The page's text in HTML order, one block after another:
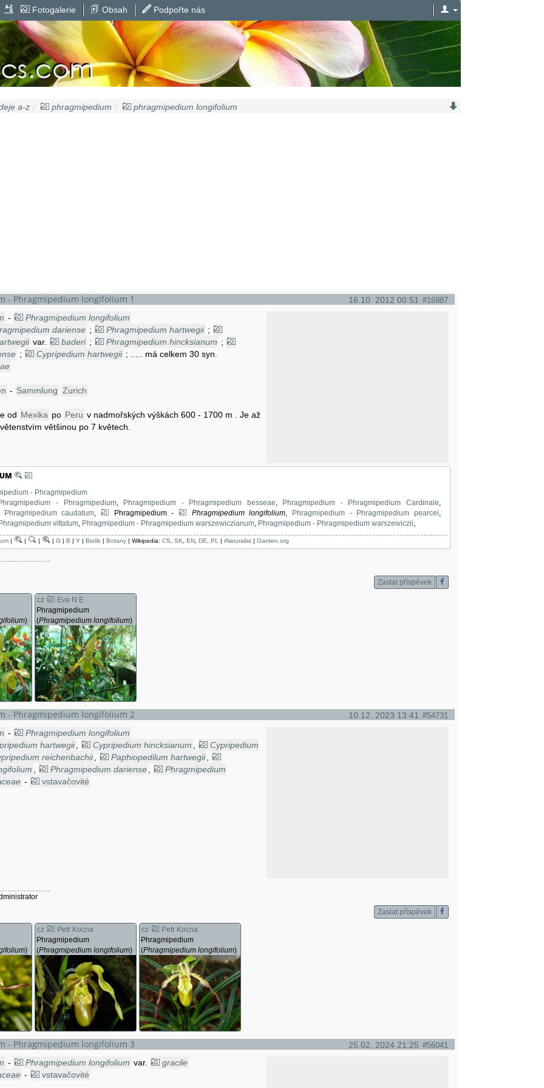
Fotogalerie Obsah Podpořte nás
a-z phragmipedium phragmipedium longifolium
16.10. 2012 00:51 #16987
- Phragmipedium longifolium 1
-
Phragmipedium longifolium
dariense ; Phragmipedium hartwegii ;
var. baderi ; Phragmipedium hincksianum ;
; Cypripedium hartwegii ; ..... má celkem 30 syn.
- Sammlung Zurich
od Mexika po Peru v nadmořských výškách 600 - 1700 m . Je až
většinou po 7 květech.
- Phragmipedium
- Phragmipedium, Phragmipedium - Phragmipedium besseae Phragmipedium - Phragmipedium Cardinale
caudatum
Phragmipedium - Phragmipedium longifolium Phragmipedium - Phragmipedium pearcei
vittatum Phragmipedium - Phragmipedium warszewiczianum Phragmipedium - Phragmipedium warszewiczii
| | | |G |B |Y |Biolib |Botany | Wikipedia:CS ,SK ,EN ,DE ,PL |iNaturalist |Garden.org
Zaslat příspěvek
)
cz
Eva N E
Phragmipedium
(Phragmipedium longifolium)
10.12. 2023 13:41 #54731
- Phragmipedium longifolium 2
-
Phragmipedium longifolium
hartwegii Cypripedium hincksianum
Cypripedium
reichenbachii Paphiopedilum hartwegii
Phragmipedium dariense
Phragmipedium
hincksianum
- vstavačovité
Zaslat příspěvek
)
cz
Petr Kocna
Phragmipedium
(Phragmipedium longifolium)
cz
Petr Kocna
Phragmipedium
(Phragmipedium longifolium)
25.02. 2024 21:25 #56041
- Phragmipedium longifolium 3
- Phragmipedium longifolium var.
gracile
- vstavačovité